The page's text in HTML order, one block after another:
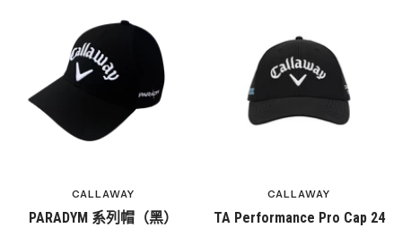
CALLAWAY
PARADYM 系列帽（黑）
CALLAWAY
TA Performance Pro Cap 24